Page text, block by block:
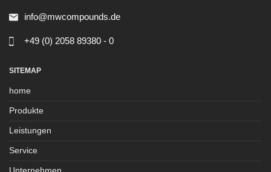
info@mwcompounds.de
+49 (0) 2058 89380 - 0
SITEMAP
home
Produkte
Leistungen
Service